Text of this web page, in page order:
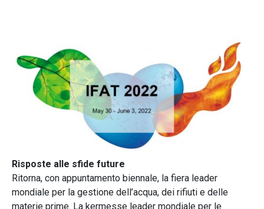
Risposte alle sfide future
Ritorna, con appuntamento biennale, la fiera leader
mondiale per la gestione dell’acqua, dei rifiuti e delle
materie prime. La kermesse leader mondiale per le